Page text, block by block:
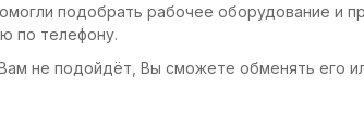
подобрать рабочее оборудование и
по телефону.
не подойдёт, Вы сможете обменять его